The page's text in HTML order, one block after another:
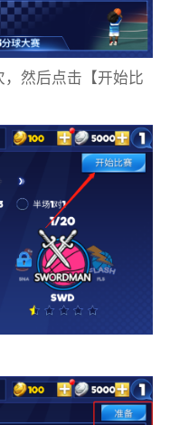
然后点击【开始比